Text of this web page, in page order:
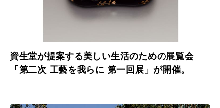
資生堂が提案する美しい生活のための展覧会
「第二次 工藝を我らに 第一回展」が開催。